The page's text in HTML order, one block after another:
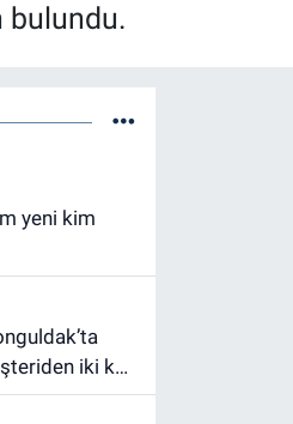
bulundu.
iki kez
geri